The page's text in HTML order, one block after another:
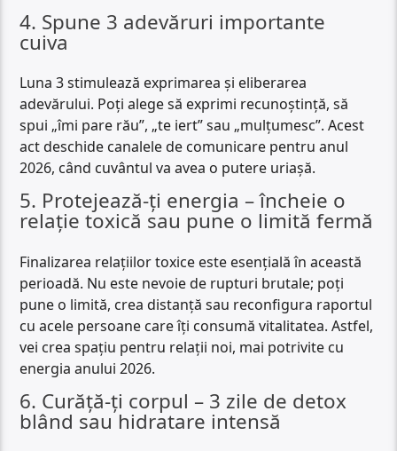
4. Spune 3 adevăruri importante
cuiva
Luna 3 stimulează exprimarea și eliberarea
adevărului. Poți alege să exprimi recunoștință, să
spui „îmi pare rău”, „te iert” sau „mulțumesc”. Acest
act deschide canalele de comunicare pentru anul
2026, când cuvântul va avea o putere uriașă.
5. Protejează-ți energia – încheie o
relație toxică sau pune o limită fermă
Finalizarea relațiilor toxice este esențială în această
perioadă. Nu este nevoie de rupturi brutale; poți
pune o limită, crea distanță sau reconfigura raportul
cu acele persoane care îți consumă vitalitatea. Astfel,
vei crea spațiu pentru relații noi, mai potrivite cu
energia anului 2026.
6. Curăță-ți corpul – 3 zile de detox
blând sau hidratare intensă